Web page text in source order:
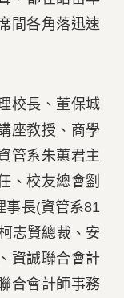
間各角落迅速
校長、董保城
座教授、商學
管系朱蕙君主
、校友總會劉
事長(資管系81
志賢總裁、安
資誠聯合會計
合會計師事務